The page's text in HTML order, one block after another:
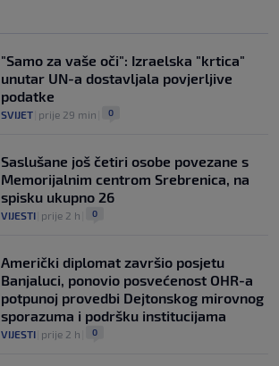
"Samo za vaše oči": Izraelska "krtica"
unutar UN-a dostavljala povjerljive
podatke
SVIJET prije 29 min 0
Saslušane još četiri osobe povezane s
Memorijalnim centrom Srebrenica, na
spisku ukupno 26
VIJESTI prije 2 h 0
Američki diplomat završio posjetu
Banjaluci, ponovio posvećenost OHR-a
potpunoj provedbi Dejtonskog mirovnog
sporazuma i podršku institucijama
VIJESTI prije 2 h 0